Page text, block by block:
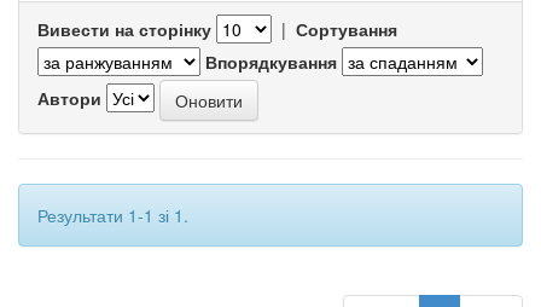
Вивести на сторінку | Сортування
Впорядкування
Автори
Результати 1-1 зі 1.